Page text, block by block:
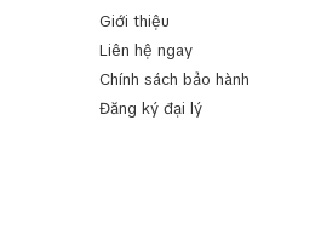
Giới thiệu
Liên hệ ngay
Chính sách bảo hành
Đăng ký đại lý